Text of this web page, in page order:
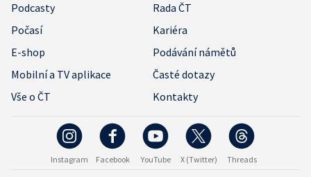
Podcasty
Rada ČT
Počasí
Kariéra
E-shop
Podávání námětů
Mobilní a TV aplikace
Časté dotazy
Vše o ČT
Kontakty
Instagram Facebook YouTube X (Twitter) Threads